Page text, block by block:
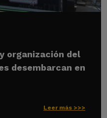
organización del
desembarcan en
Leer más >>>